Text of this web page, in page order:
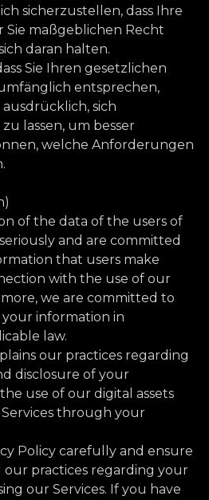
sicherzustellen, dass Ihre
Sie maßgeblichen Recht
daran halten.
Sie Ihren gesetzlichen
entsprechen,
sich
lassen, um besser
welche Anforderungen
of the data of the users of
and are committed
that users make
with the use of our
we are committed to
information in
law.
our practices regarding
disclosure of your
use of our digital assets
through your
Policy carefully and ensure
practices regarding your
our Services. If you have